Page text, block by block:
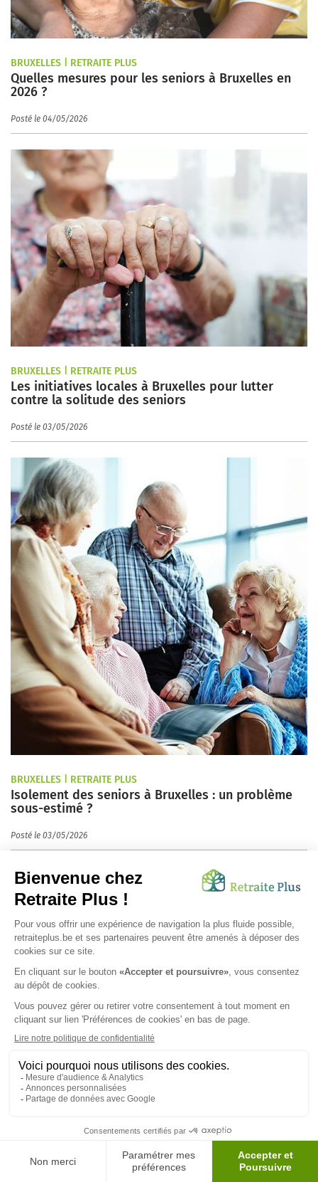
BRUXELLES | RETRAITE PLUS
Quelles mesures pour les seniors à Bruxelles en
2026 ?
Posté le 04/05/2026
BRUXELLES | RETRAITE PLUS
Les initiatives locales à Bruxelles pour lutter
contre la solitude des seniors
Posté le 03/05/2026
BRUXELLES | RETRAITE PLUS
Isolement des seniors à Bruxelles : un problème
sous-estimé ?
Posté le 03/05/2026